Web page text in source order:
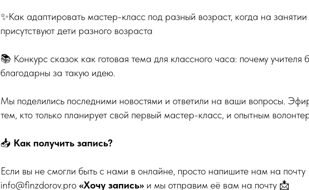
✨Как адаптировать мастер-класс под разный возраст, когда на
присутствуют дети разного возраста
📚 Конкурс сказок как готовая тема для классного часа: почему учителя
благодарны за такую идею.
Мы поделились последними новостями и ответили на ваши вопросы.
тем, кто только планирует свой первый мастер-класс, и опытным
📥 Как получить запись?
Если вы не смогли быть с нами в онлайне, просто напишите нам на почту
info@finzdorov.pro «Хочу запись» и мы отправим её вам на почту 📩